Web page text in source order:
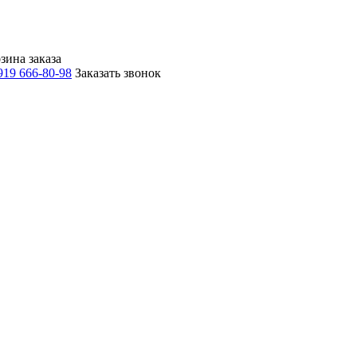
заказа
666-80-98 Заказать звонок